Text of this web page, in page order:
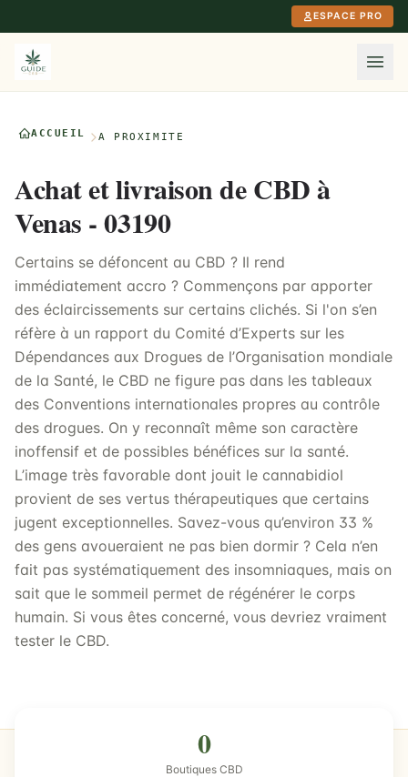
ESPACE PRO
ACCUEIL À PROXIMITÉ
Achat et livraison de CBD à
Venas - 03190
Certains se défoncent au CBD ? Il rend
immédiatement accro ? Commençons par apporter
des éclaircissements sur certains clichés. Si l'on s’en
réfère à un rapport du Comité d’Experts sur les
Dépendances aux Drogues de l’Organisation mondiale
de la Santé, le CBD ne figure pas dans les tableaux
des Conventions internationales propres au contrôle
des drogues. On y reconnaît même son caractère
inoffensif et de possibles bénéfices sur la santé.
L’image très favorable dont jouit le cannabidiol
provient de ses vertus thérapeutiques que certains
jugent exceptionnelles. Savez-vous qu’environ 33 %
des gens avoueraient ne pas bien dormir ? Cela n’en
fait pas systématiquement des insomniaques, mais on
sait que le sommeil permet de régénérer le corps
humain. Si vous êtes concerné, vous devriez vraiment
tester le CBD.
0
Boutiques CBD